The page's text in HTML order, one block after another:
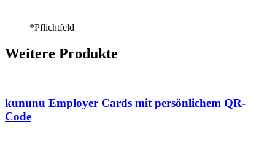
*Pflichtfeld
Weitere Produkte
kununu Employer Cards mit persönlichem QR-
Code